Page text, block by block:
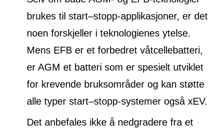
brukes til start–stopp-applikasjoner, er det
noen forskjeller i teknologienes ytelse.
Mens EFB er et forbedret våtcellebatteri,
er AGM et batteri som er spesielt utviklet
for krevende bruksområder og kan støtte
alle typer start–stopp-systemer også xEV.
Det anbefales ikke å nedgradere fra et